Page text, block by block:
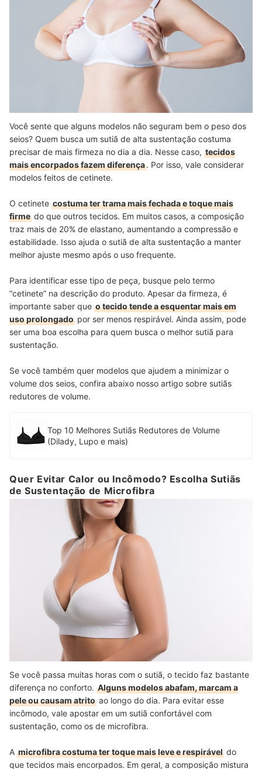
Você sente que alguns modelos não seguram bem o peso dos
seios? Quem busca um sutiã de alta sustentação costuma
precisar de mais firmeza no dia a dia. Nesse caso, tecidos
mais encorpados fazem diferença. Por isso, vale considerar
modelos feitos de cetinete.
O cetinete costuma ter trama mais fechada e toque mais
firme do que outros tecidos. Em muitos casos, a composição
traz mais de 20% de elastano, aumentando a compressão e
estabilidade. Isso ajuda o sutiã de alta sustentação a manter
melhor ajuste mesmo após o uso frequente.
Para identificar esse tipo de peça, busque pelo termo
“cetinete” na descrição do produto. Apesar da firmeza, é
importante saber que o tecido tende a esquentar mais em
uso prolongado por ser menos respirável. Ainda assim, pode
ser uma boa escolha para quem busca o melhor sutiã para
sustentação.
Se você também quer modelos que ajudem a minimizar o
volume dos seios, confira abaixo nosso artigo sobre sutiãs
redutores de volume.
Top 10 Melhores Sutiãs Redutores de Volume
(Dilady, Lupo e mais)
Quer Evitar Calor ou Incômodo? Escolha Sutiãs
de Sustentação de Microfibra
Se você passa muitas horas com o sutiã, o tecido faz bastante
diferença no conforto. Alguns modelos abafam, marcam a
pele ou causam atrito ao longo do dia. Para evitar esse
incômodo, vale apostar em um sutiã confortável com
sustentação, como os de microfibra.
A microfibra costuma ter toque mais leve e respirável do
que tecidos mais encorpados. Em geral, a composição mistura